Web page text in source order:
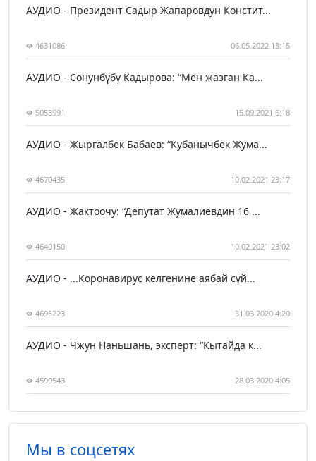
АУДИО - Президент Садыр Жапаровдун Констит...
4631086 06.05.2022 13:15
АУДИО - Сонунбүбү Кадырова: “Мен жазган Ка...
5053991 15.09.2021 6:18
АУДИО - Жыргалбек Бабаев: “Кубанычбек Жума...
4670435 10.02.2021 23:17
АУДИО - Жактоочу: “Депутат Жумалиевдин 16 ...
4640150 10.02.2021 23:02
АУДИО - ...Коронавирус келгенине аябай сүй...
4695223 31.03.2020 4:20
АУДИО - Чжун Наньшань, эксперт: “Кытайда к...
4599543 28.03.2020 4:05
Мы в соцсетях